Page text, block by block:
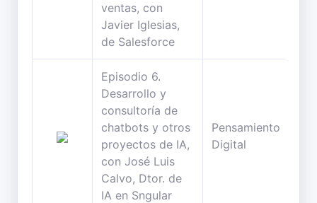
ventas, con
Javier Iglesias,
de Salesforce
Episodio 6.
Desarrollo y
consultoría de
chatbots y otros
proyectos de IA,
con José Luis
Calvo, Dtor. de
IA en Sngular
Pensamiento
Digital